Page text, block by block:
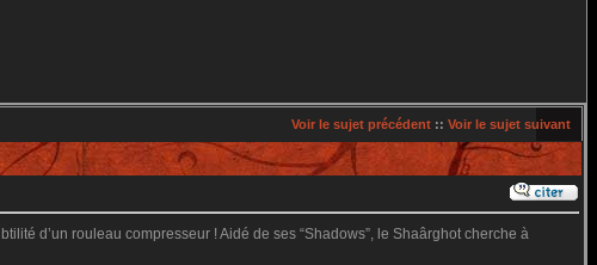
Voir le sujet précédent :: Voir le sujet suivant
d’un rouleau compresseur ! Aidé de ses “Shadows”, le Shaârghot cherche à